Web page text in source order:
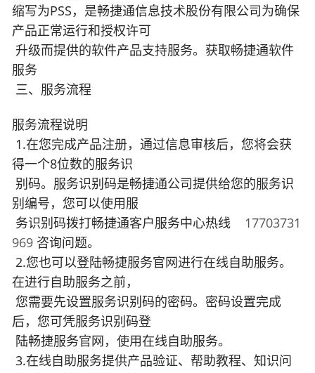
缩写为PSS，是畅捷通信息技术股份有限公司为确保
产品正常运行和授权许可
升级而提供的软件产品支持服务。获取畅捷通软件
服务
三、服务流程
服务流程说明
1.在您完成产品注册，通过信息审核后，您将会获
得一个8位数的服务识
别码。服务识别码是畅捷通公司提供给您的服务识
别编号，您可以使用服
务识别码拨打畅捷通客户服务中心热线 17703731
969 咨询问题。
2.您也可以登陆畅捷服务官网进行在线自助服务。
在进行自助服务之前，
您需要先设置服务识别码的密码。密码设置完成
后，您可凭服务识别码登
陆畅捷服务官网，使用在线自助服务。
3.在线自助服务提供产品验证、帮助教程、知识问